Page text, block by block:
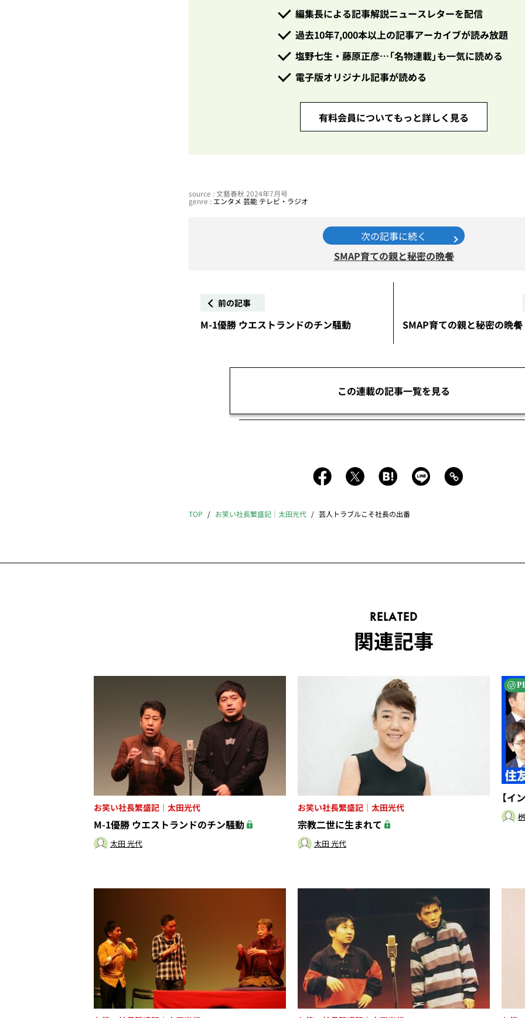
編集長による記事解説ニュースレターを配信
過去10年7,000本以上の記事アーカイブが読み放題
塩野七生・藤原正彦…「名物連載」も一気に読める
電子版オリジナル記事が読める
有料会員についてもっと詳しく見る
source : 文藝春秋 2024年7月号
genre : エンタメ 芸能 テレビ・ラジオ
次の記事に続く
SMAP育ての親と秘密の晩餐
前の記事
M-1優勝 ウエストランドのチン騒動 SMAP育ての親と秘密の晩餐
この連載の記事一覧を見る
TOP お笑い社長繁盛記｜太田光代 芸人トラブルこそ社長の出番
RELATED
関連記事
お笑い社長繁盛記｜太田光代
M-1優勝 ウエストランドのチン騒動
太田 光代
お笑い社長繁盛記｜太田光代
宗教二世に生まれて
太田 光代
【イ